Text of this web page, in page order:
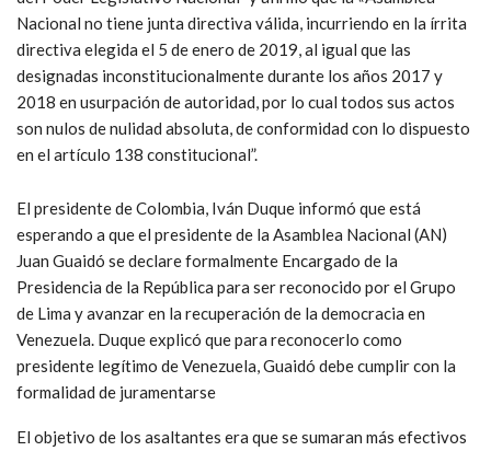
Nacional no tiene junta directiva válida, incurriendo en la írrita
directiva elegida el 5 de enero de 2019, al igual que las
designadas inconstitucionalmente durante los años 2017 y
2018 en usurpación de autoridad, por lo cual todos sus actos
son nulos de nulidad absoluta, de conformidad con lo dispuesto
en el artículo 138 constitucional”.
El presidente de Colombia, Iván Duque informó que está
esperando a que el presidente de la Asamblea Nacional (AN)
Juan Guaidó se declare formalmente Encargado de la
Presidencia de la República para ser reconocido por el Grupo
de Lima y avanzar en la recuperación de la democracia en
Venezuela. Duque explicó que para reconocerlo como
presidente legítimo de Venezuela, Guaidó debe cumplir con la
formalidad de juramentarse
El objetivo de los asaltantes era que se sumaran más efectivos